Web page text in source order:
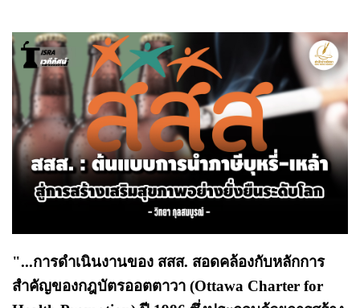
"...การดำเนินงานของ สสส. สอดคล้องกับหลักการ
สำคัญของกฎบัตรออตตาวา (Ottawa Charter for